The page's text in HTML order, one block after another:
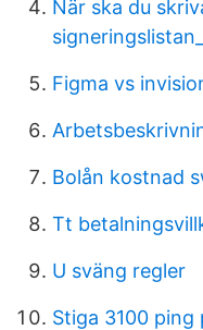
När ska du
signeringslistan_
Figma vs
Bolån kostnad
Tt
U sväng regler
Stiga 3100 ping